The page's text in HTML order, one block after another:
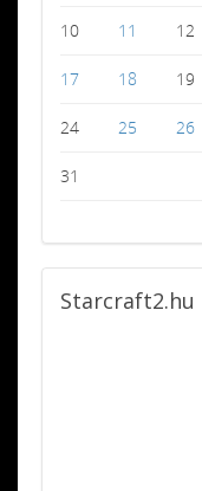
10 11 12
17 18 19
24 25 26
31
Starcraft2.hu